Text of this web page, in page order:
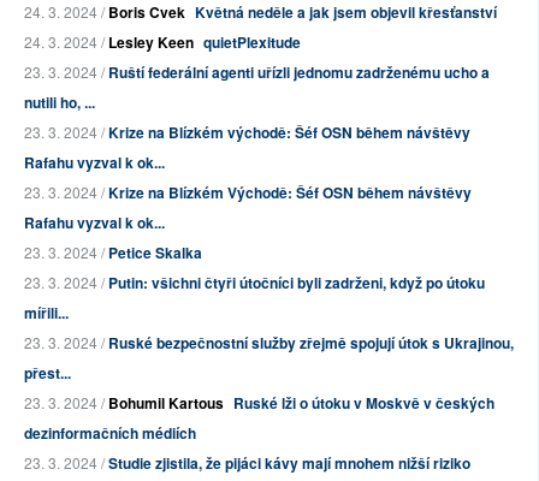
24. 3. 2024 /Boris Cvek Květná neděle a jak jsem objevil křesťanství
24. 3. 2024 /Lesley Keen quietPlexitude
23. 3. 2024 /Ruští federální agenti uřízli jednomu zadrženému ucho a
nutili ho, ...
23. 3. 2024 /Krize na Blízkém východě: Šéf OSN během návštěvy
Rafahu vyzval k ok...
23. 3. 2024 /Krize na Blízkém Východě: Šéf OSN během návštěvy
Rafahu vyzval k ok...
23. 3. 2024 /Petice Skalka
23. 3. 2024 /Putin: všichni čtyři útočníci byli zadrženi, když po útoku
mířili...
23. 3. 2024 /Ruské bezpečnostní služby zřejmě spojují útok s Ukrajinou,
přest...
23. 3. 2024 /Bohumil Kartous Ruské lži o útoku v Moskvě v českých
dezinformačních médiích
23. 3. 2024 /Studie zjistila, že pijáci kávy mají mnohem nižší riziko